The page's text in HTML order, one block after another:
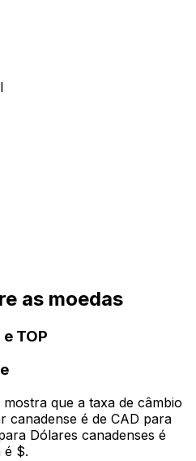
as moedas
TOP
que a taxa de câmbio
canadense é de CAD para
Dólares canadenses é
é $.